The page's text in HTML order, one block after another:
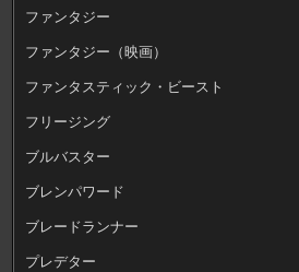
ファンタジー
ファンタジー（映画）
ファンタスティック・ビースト
フリージング
ブルバスター
ブレンパワード
ブレードランナー
プレデター